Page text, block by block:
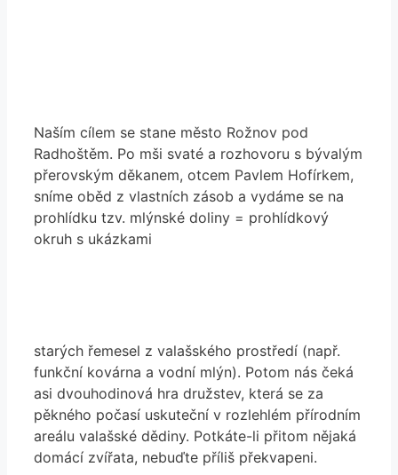
Naším cílem se stane město Rožnov pod
Radhoštěm. Po mši svaté a rozhovoru s bývalým
přerovským děkanem, otcem Pavlem Hofírkem,
sníme oběd z vlastních zásob a vydáme se na
prohlídku tzv. mlýnské doliny = prohlídkový
okruh s ukázkami
starých řemesel z valašského prostředí (např.
funkční kovárna a vodní mlýn). Potom nás čeká
asi dvouhodinová hra družstev, která se za
pěkného počasí uskuteční v rozlehlém přírodním
areálu valašské dědiny. Potkáte-li přitom nějaká
domácí zvířata, nebuďte příliš překvapeni.